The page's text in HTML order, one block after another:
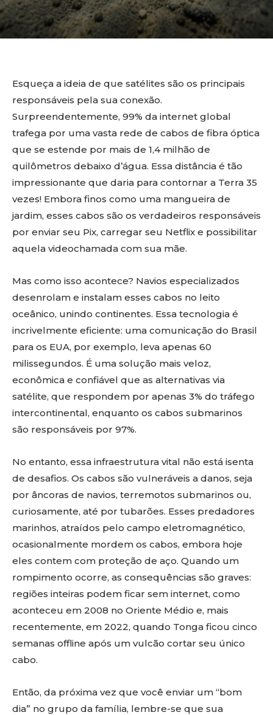
Esqueça a ideia de que satélites são os principais
responsáveis pela sua conexão.
Surpreendentemente, 99% da internet global
trafega por uma vasta rede de cabos de fibra óptica
que se estende por mais de 1,4 milhão de
quilômetros debaixo d’água. Essa distância é tão
impressionante que daria para contornar a Terra 35
vezes! Embora finos como uma mangueira de
jardim, esses cabos são os verdadeiros responsáveis
por enviar seu Pix, carregar seu Netflix e possibilitar
aquela videochamada com sua mãe.
Mas como isso acontece? Navios especializados
desenrolam e instalam esses cabos no leito
oceânico, unindo continentes. Essa tecnologia é
incrivelmente eficiente: uma comunicação do Brasil
para os EUA, por exemplo, leva apenas 60
milissegundos. É uma solução mais veloz,
econômica e confiável que as alternativas via
satélite, que respondem por apenas 3% do tráfego
intercontinental, enquanto os cabos submarinos
são responsáveis por 97%.
No entanto, essa infraestrutura vital não está isenta
de desafios. Os cabos são vulneráveis a danos, seja
por âncoras de navios, terremotos submarinos ou,
curiosamente, até por tubarões. Esses predadores
marinhos, atraídos pelo campo eletromagnético,
ocasionalmente mordem os cabos, embora hoje
eles contem com proteção de aço. Quando um
rompimento ocorre, as consequências são graves:
regiões inteiras podem ficar sem internet, como
aconteceu em 2008 no Oriente Médio e, mais
recentemente, em 2022, quando Tonga ficou cinco
semanas offline após um vulcão cortar seu único
cabo.
Então, da próxima vez que você enviar um “bom
dia” no grupo da família, lembre-se que sua